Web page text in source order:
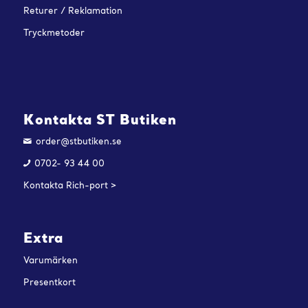
Returer / Reklamation
Tryckmetoder
Kontakta ST Butiken
order@stbutiken.se
0702- 93 44 00
Kontakta Rich-port >
Extra
Varumärken
Presentkort